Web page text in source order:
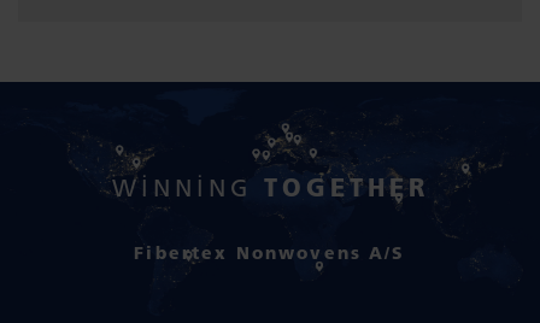
WINNING TOGETHER
Fibertex Nonwovens A/S